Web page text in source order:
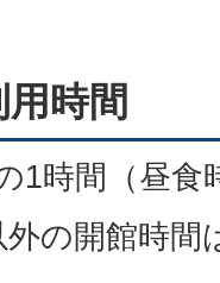
時間
1時間（昼食
の開館時間